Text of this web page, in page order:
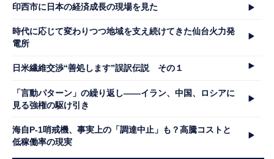
印西市に日本の経済成長の現場を見た
時代に応じて変わりつつ地域を支え続けてきた仙台火力発
電所
日米繊維交渉“善処します”誤訳伝説 その１
「言動パターン」の繰り返し――イラン、中国、ロシアに
見る強権の駆け引き
海自P-1哨戒機、事実上の「調達中止」も？高騰コストと
低稼働率の現実